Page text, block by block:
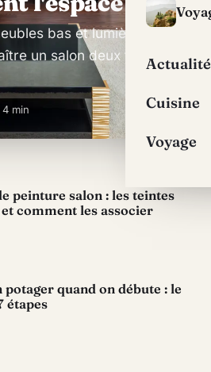
Actualité
Cuisine
Voyage
bas et lumière : les
un salon deux fois plus
4 min
peinture salon : les teintes
comment les associer
potager quand on débute : le
étapes